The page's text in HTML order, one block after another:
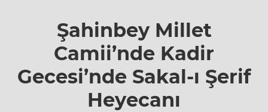
Kadir
Gecesi’nde
Sakal-ı
Şerif
Heyecanı
Şahinbey Millet
Camii’nde Kadir
Gecesi’nde Sakal-ı Şerif
Heyecanı